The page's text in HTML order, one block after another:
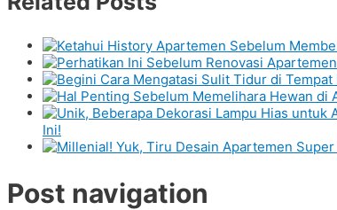
Ini!
Post navigation